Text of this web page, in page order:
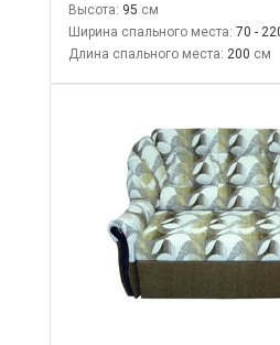
Высота: 95
Ширина спального места: 70 -
Длина спального места: 200